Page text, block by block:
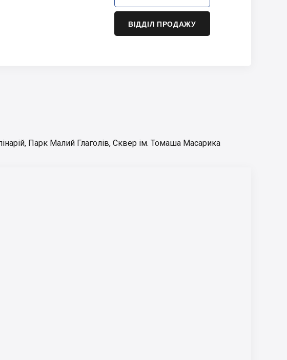
ВІДДІЛ ПРОДАЖУ
, Парк Малий Глаголів, Сквер ім. Томаша Масарика